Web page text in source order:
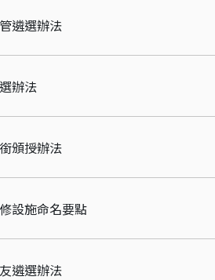
遴選辦法
辦法
頒授辦法
設施命名要點
遴選辦法